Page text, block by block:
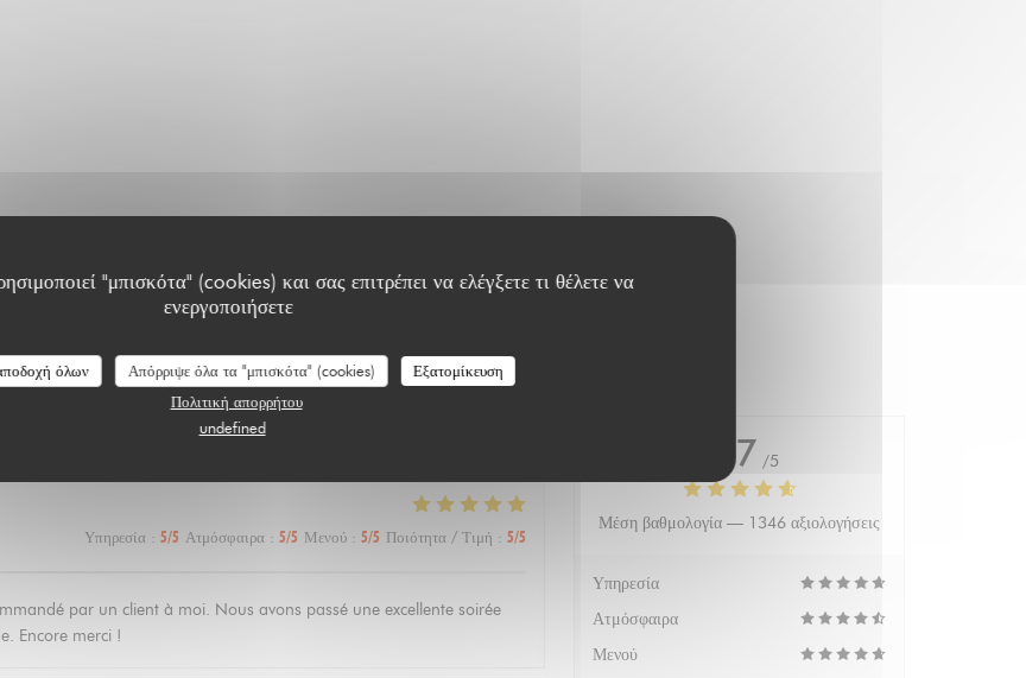
"μπισκότα" (cookies) και σας επιτρέπει να ελέγξετε τι θέλετε να
ενεργοποιήσετε
όλων Απόρριψε όλα τα "μπισκότα" (cookies)
Εξατομίκευση
Πολιτική απορρήτου
undefined
πελατών μας
Υπηρεσία : 5/5 Ατμόσφαιρα : 5/5 Μενού : 5/5 Ποιότητα / Τιμή : 5/5
par un client à moi. Nous avons passé une excellente soirée
Encore merci !
4.7 /5
Μέση βαθμολογία — 1346 αξιολογήσεις
Υπηρεσία
Ατμόσφαιρα
Μενού